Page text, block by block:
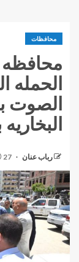
محافظات
محافظه
الحمله
الصوت
رباب عنان 27 مايو، 2025